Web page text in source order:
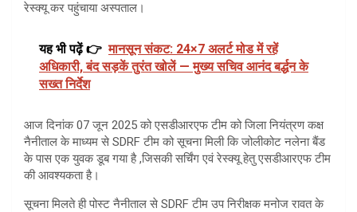
रेस्क्यू कर पहुंचाया अस्पताल।
यह भी पढ़ें 👉 मानसून संकट: 24×7 अलर्ट मोड में रहें
अधिकारी, बंद सड़कें तुरंत खोलें — मुख्य सचिव आनंद बर्द्धन के
सख्त निर्देश
आज दिनांक 07 जून 2025 को एसडीआरएफ टीम को जिला नियंत्रण कक्ष
नैनीताल के माध्यम से SDRF टीम को सूचना मिली कि जोलीकोट नलेना बैंड
के पास एक युवक डूब गया है ,जिसकी सर्चिंग एवं रेस्क्यू हेतु एसडीआरएफ टीम
की आवश्यकता है।
सूचना मिलते ही पोस्ट नैनीताल से SDRF टीम उप निरीक्षक मनोज रावत के